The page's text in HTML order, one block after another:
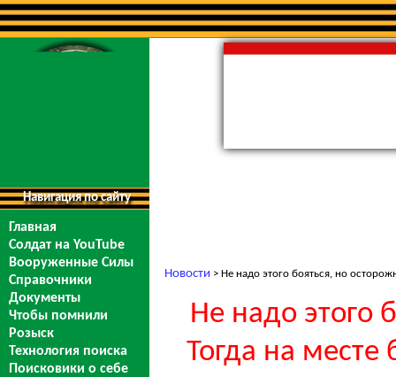
Навигация по сайту
Главная
Солдат на YouTube
Вооруженные Силы
Справочники
Документы
Чтобы помнили
Розыск
Технология поиска
Поисковики о себе
Новости > Не надо этого бояться, но
Не надо этого
Тогда на месте